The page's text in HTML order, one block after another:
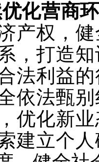
化营商
产权，
，打造
法利益
依法甄
优化新
建立个